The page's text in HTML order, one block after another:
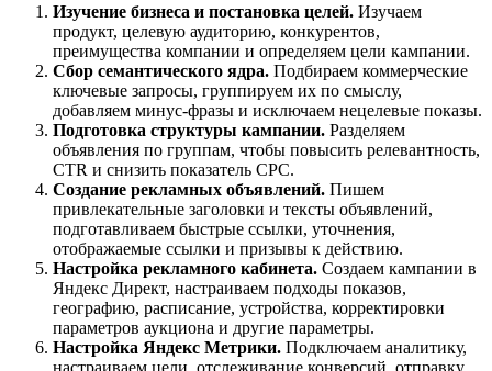
Изучение бизнеса и постановка целей. Изучаем
продукт, целевую аудиторию, конкурентов,
преимущества компании и определяем цели кампании.
Сбор семантического ядра. Подбираем коммерческие
ключевые запросы, группируем их по смыслу,
добавляем минус-фразы и исключаем нецелевые показы.
Подготовка структуры кампании. Разделяем
объявления по группам, чтобы повысить релевантность,
CTR и снизить показатель CPC.
Создание рекламных объявлений. Пишем
привлекательные заголовки и тексты объявлений,
подготавливаем быстрые ссылки, уточнения,
отображаемые ссылки и призывы к действию.
Настройка рекламного кабинета. Создаем кампании в
Яндекс Директ, настраиваем подходы показов,
географию, расписание, устройства, корректировки
параметров аукциона и другие параметры.
Настройка Яндекс Метрики. Подключаем аналитику,
настраиваем цели, отслеживание конверсий, отправку